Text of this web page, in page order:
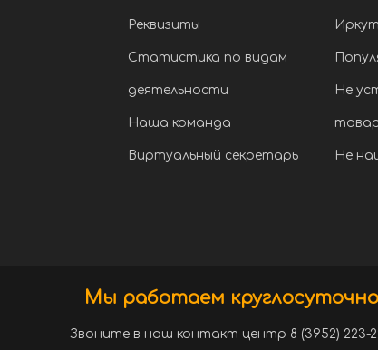
Реквизиты
Статистика по видам
деятельности
Наша команда
Виртуальный секретарь
Не
Не
Мы работаем круглосуточно
Звоните в наш контакт центр 8 (3952) 223-